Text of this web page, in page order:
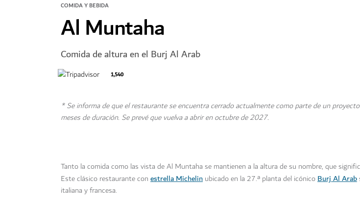
COMIDA Y BEBIDA
Al Muntaha
Comida de altura en el Burj Al Arab
1,540
* Se informa de que el restaurante se encuentra cerrado actualmente como parte de un
meses de duración. Se prevé que vuelva a abrir en octubre de 2027.
Tanto la comida como las vista de Al Muntaha se mantienen a la altura de su nombre, que
Este clásico restaurante con estrella Michelin ubicado en la 27.ª planta del icónicoBurj Al Arab
italiana y francesa.